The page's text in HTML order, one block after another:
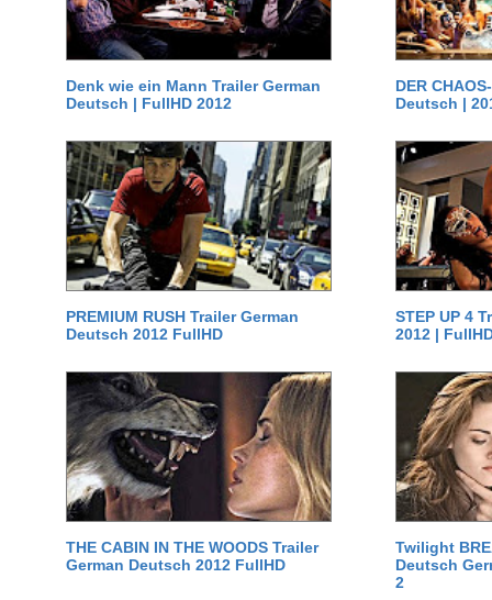
Denk wie ein Mann Trailer German
Deutsch | FullHD 2012
DER
Deutsch |
PREMIUM RUSH Trailer German
Deutsch 2012 FullHD
STEP UP 4
2012 |
THE CABIN IN THE WOODS Trailer
German Deutsch 2012 FullHD
Twilight
Deutsch
2